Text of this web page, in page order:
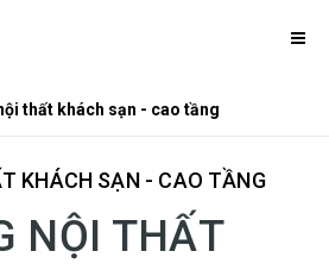
thất khách sạn - cao tầng
KHÁCH SẠN - CAO TẦNG
NỘI THẤT